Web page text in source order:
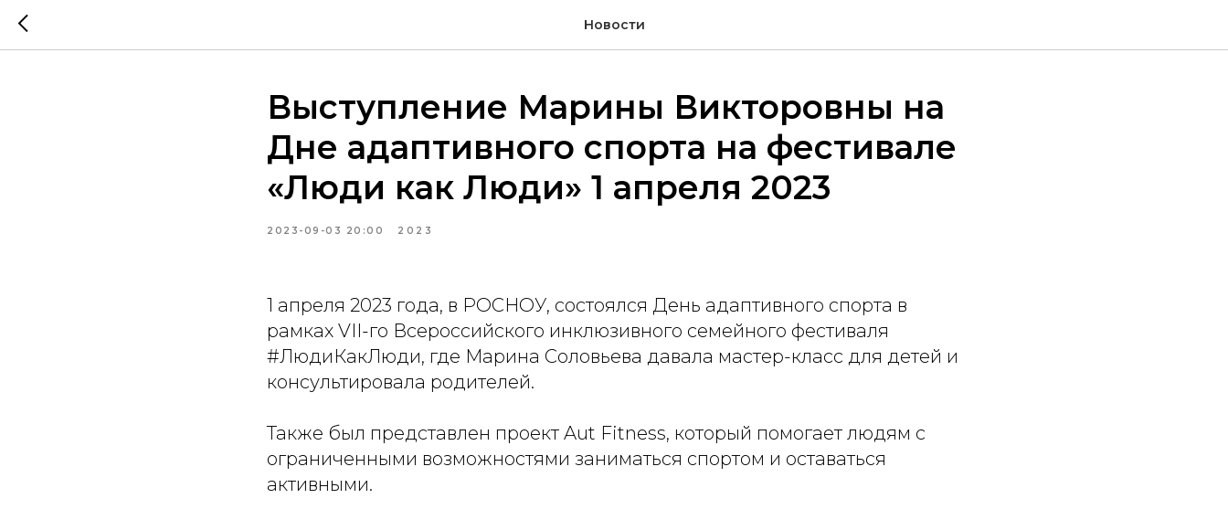
Новости
Выступление Марины Викторовны на
Дне адаптивного спорта на фестивале
«Люди как Люди» 1 апреля 2023
2023-09-03 20:00 2023
1 апреля 2023 года, в РОСНОУ, состоялся День адаптивного спорта в
рамках VII-го Всероссийского инклюзивного семейного фестиваля
#ЛюдиКакЛюди, где Марина Соловьева давала мастер-класс для детей и
консультировала родителей.
Также был представлен проект Aut Fitness, который помогает людям с
ограниченными возможностями заниматься спортом и оставаться
активными.